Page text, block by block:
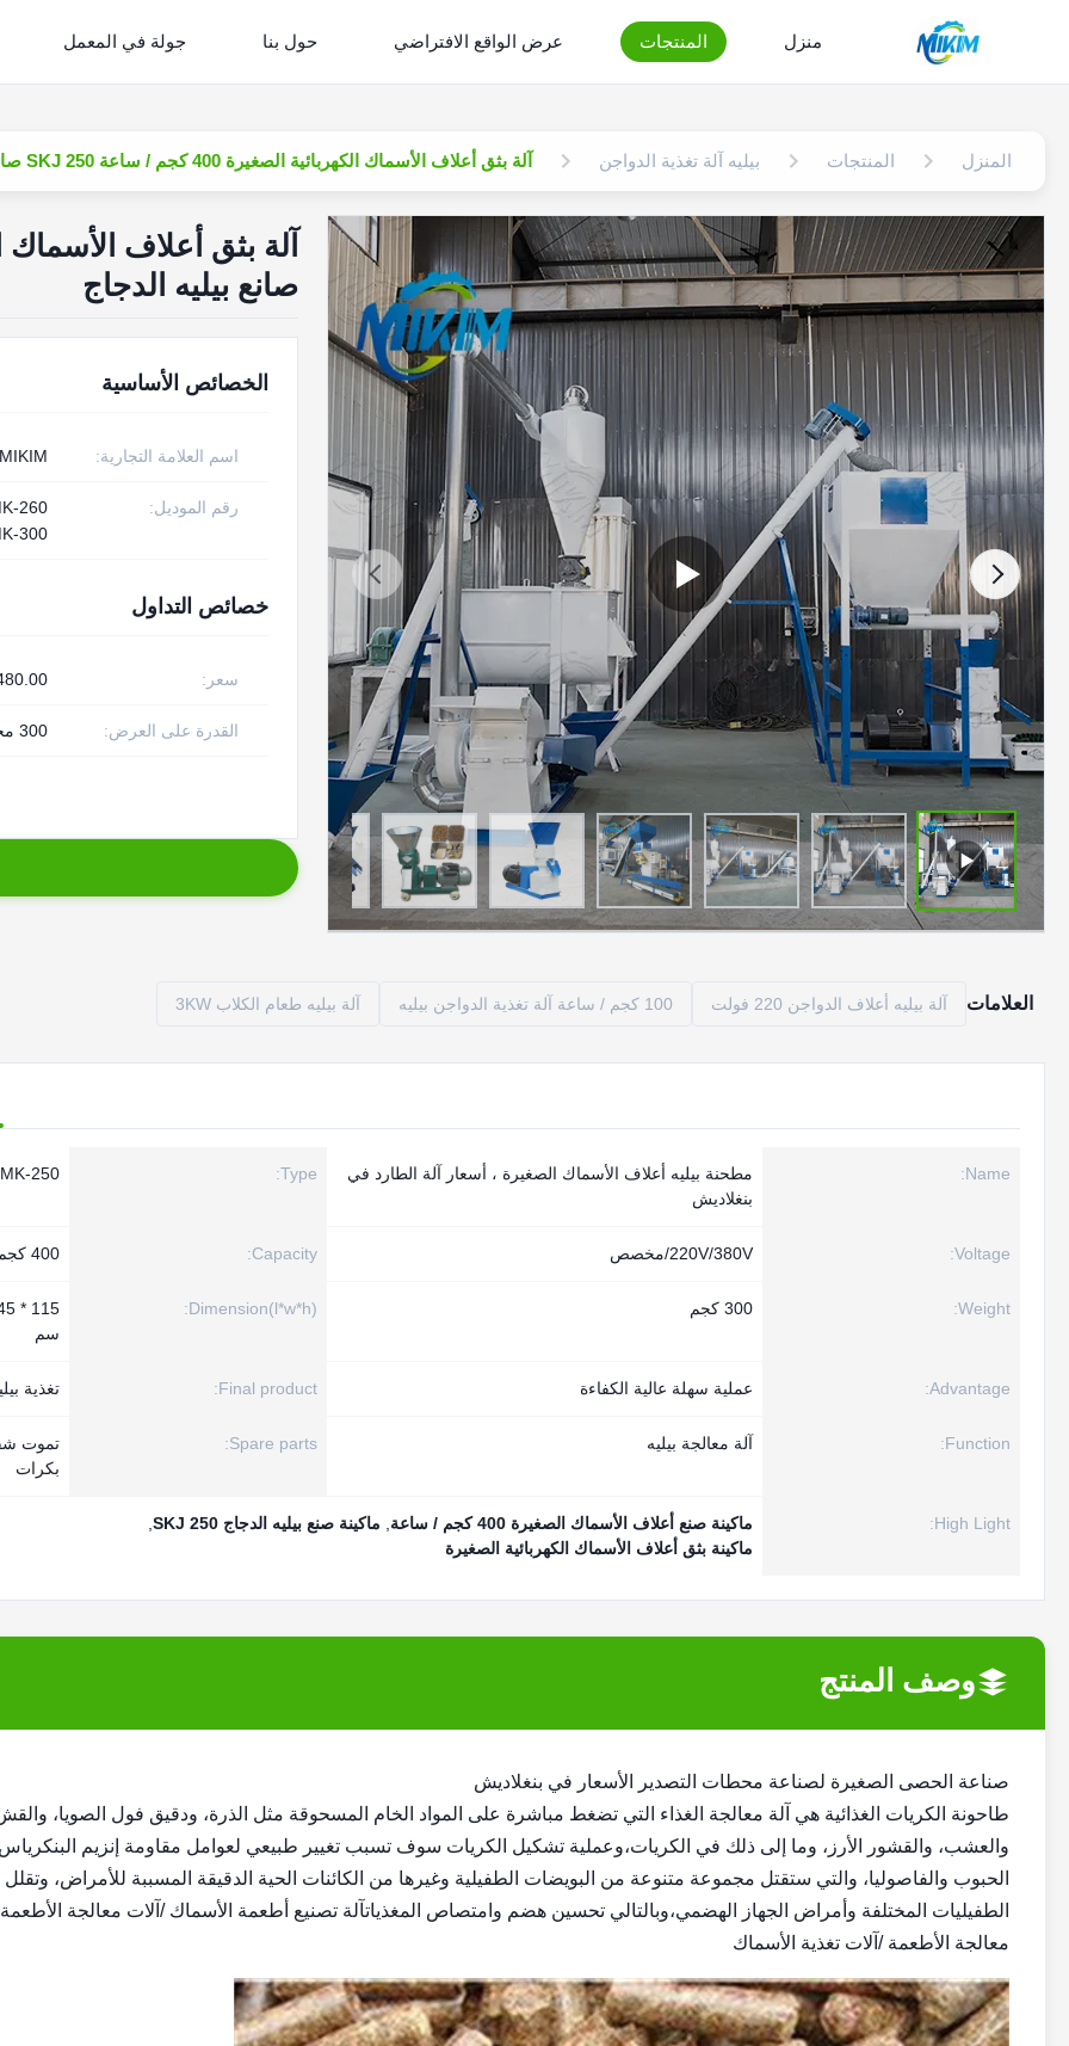
منزل المنتجات عرض الواقع الافتراضي حول بنا جولة في المعمل
المنزل المنتجات بيليه آلة تغذية الدواجن آلة بثق أعلاف الأسماك الكهربائية الصغيرة 400 كجم / ساعة SKJ 250 صانع بيليه الدجاج
صانع بيليه الدجاج
الخصائص الأساسية
اسم العلامة التجارية: MIKIM
رقم الموديل:
260
300
خصائص التداول
سعر: - 2300.00/ Set
القدرة على العرض: 300 مجموعة شهريا
العلامات آلة بيليه أعلاف الدواجن 220 فولت 100 كجم / ساعة آلة تغذية الدواجن بيليه آلة بيليه طعام الكلاب 3KW
Name:
مطحنة بيليه أعلاف الأسماك الصغيرة ، أسعار آلة الطارد في
بنغلاديش
Type:
MK-250
Voltage: 220V/380V/مخصص Capacity: 400 كجم / ساعة
Weight: 300 كجم
Dimension(l*w*h):
سم
Advantage: عملية سهلة عالية الكفاءة Final product: تغذية
Function: آلة معالجة بيليه Spare parts:
تموت
بكرات
High Light: ماكينة صنع أعلاف الأسماك الصغيرة 400 كجم / ساعة ماكينة صنع بيليه الدجاج SKJ 250
ماكينة بثق أعلاف الأسماك الكهربائية الصغيرة
وصف المنتج
صناعة الحصى الصغيرة لصناعة محطات التصدير الأسعار في بنغلاديش
طاحونة الكريات الغذائية هي آلة معالجة الغذاء التي تضغط مباشرة على المواد الخام المسحوقة مثل الذرة، ودقيق فول الصويا،
والعشب، والقشور الأرز، وما إلى ذلك في الكريات،وعملية تشكيل الكريات سوف تسبب تغيير طبيعي لعوامل مقاومة إنزيم
الحبوب والفاصوليا، والتي ستقتل مجموعة متنوعة من البويضات الطفيلية وغيرها من الكائنات الحية الدقيقة المسببة للأمراض،
الطفيليات المختلفة وأمراض الجهاز الهضمي،وبالتالي تحسين هضم وامتصاص المغذياتآلة تصنيع أطعمة الأسماك /آلات معالجة
معالجة الأطعمة /آلات تغذية الأسماك